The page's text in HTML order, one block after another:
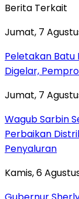
Berita Terkait
Jumat, 7
Peletakan Batu
Digelar,
Jumat, 7
Wagub Sarbin
Perbaikan
Penyaluran
Kamis, 6